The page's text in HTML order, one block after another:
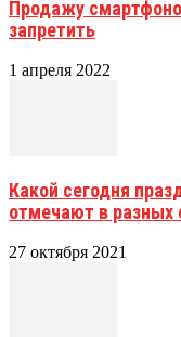
Продажу
запретить
1 апреля 2022
Какой сегодня
отмечают в разных
27 октября 2021